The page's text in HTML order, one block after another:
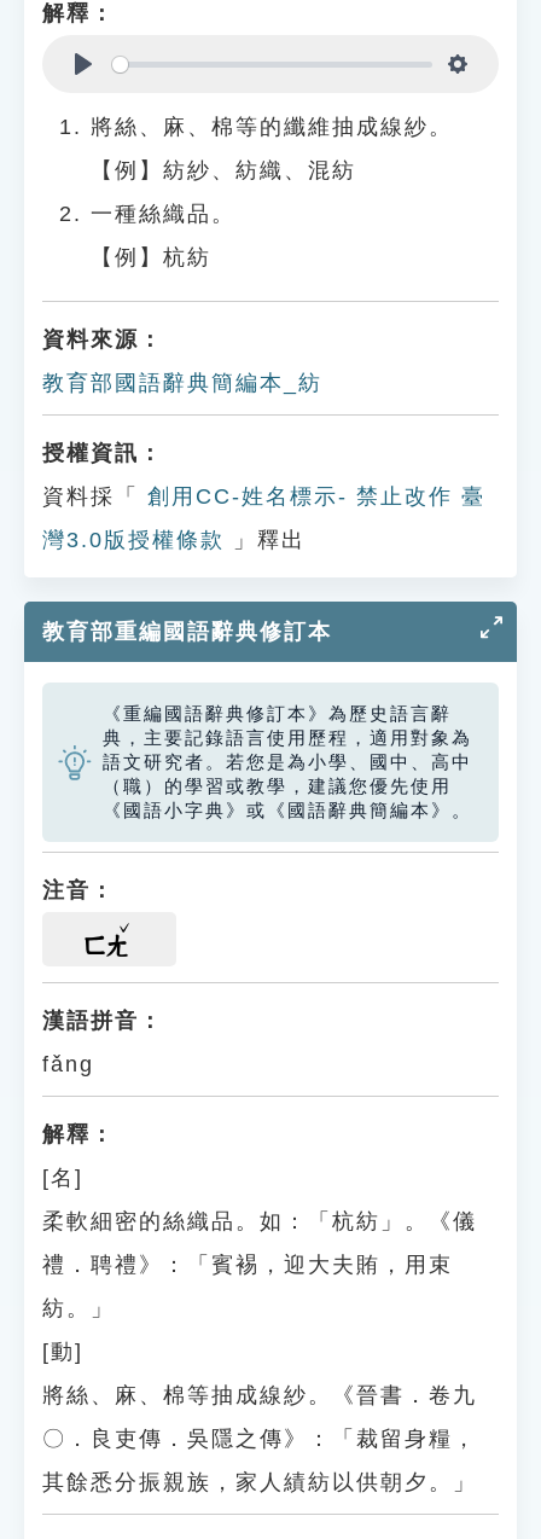
解釋：
將絲、麻、棉等的纖維抽成線紗。
【例】紡紗、紡織、混紡
一種絲織品。
【例】杭紡
資料來源：
教育部國語辭典簡編本_紡
授權資訊：
資料採「
創用CC-姓名標示- 禁止改作 臺
灣3.0版授權條款
」釋出
教育部重編國語辭典修訂本
《重編國語辭典修訂本》為歷史語言辭
典，主要記錄語言使用歷程，適用對象為
語文研究者。若您是為小學、國中、高中
（職）的學習或教學，建議您優先使用
《國語小字典》或《國語辭典簡編本》。
注音：
ㄈㄤ
漢語拼音：
fǎng
解釋：
[名]
柔軟細密的絲織品。如：「杭紡」。《儀
禮．聘禮》：「賓裼，迎大夫賄，用束
紡。」
[動]
將絲、麻、棉等抽成線紗。《晉書．卷九
〇．良吏傳．吳隱之傳》：「裁留身糧，
其餘悉分振親族，家人績紡以供朝夕。」